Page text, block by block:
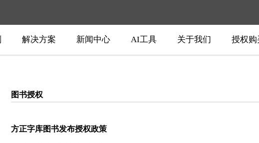
解决方案 新闻中心 AI工具 关于我们 授权购
图书授权
方正字库图书发布授权政策